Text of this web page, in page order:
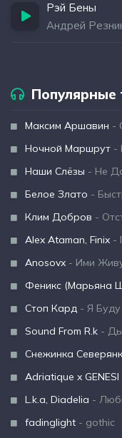
Рэй Бены
Андрей
Популярные
Максим Аршавин -
Ночной Маршрут -
Наши Слёзы - Не
Белое Злато -
Клим Добров -
Alex Ataman, Finix -
Anosovx - Ими
Феникс (Марьяна
Стоп Кард - Я
Sound From R.k -
Снежинка
Adriatique x GENESI
L.k.a, Diadelia -
fadinglight - gothic